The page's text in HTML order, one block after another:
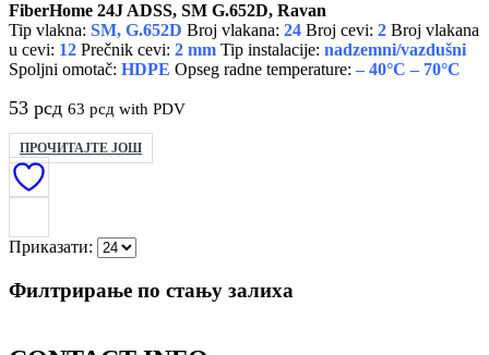
FiberHome 24J ADSS, SM G.652D, Ravan
Tip vlakna: SM, G.652D Broj vlakana: 24 Broj cevi: 2 Broj vlakana
u cevi: 12 Prečnik cevi: 2 mm Tip instalacije: nadzemni/vazdušni
Spoljni omotač: HDPE Opseg radne temperature: – 40°C – 70°C
53 рсд 63 рсд with PDV
ПРОЧИТАЈТЕ ЈОШ
Приказати:
Филтрирање по стању залиха